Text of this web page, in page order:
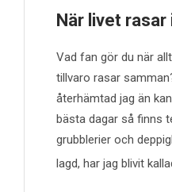
När livet rasar
Vad fan gör du när
tillvaro rasar
återhämtad jag än
bästa dagar så finns
grubblerier och
lagd, har jag blivit